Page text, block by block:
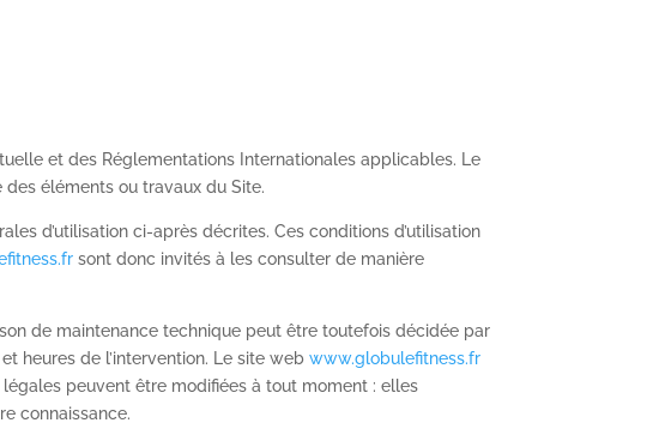
et des Réglementations Internationales applicables. Le
éléments ou travaux du Site.
d’utilisation ci-après décrites. Ces conditions d’utilisation
sont donc invités à les consulter de manière
de maintenance technique peut être toutefois décidée par
heures de l’intervention. Le site webwww.globulefitness.fr
peuvent être modifiées à tout moment : elles
connaissance.